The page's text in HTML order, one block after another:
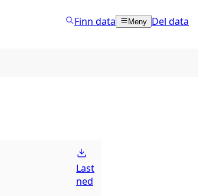
Finn data Meny Del data
Last
ned